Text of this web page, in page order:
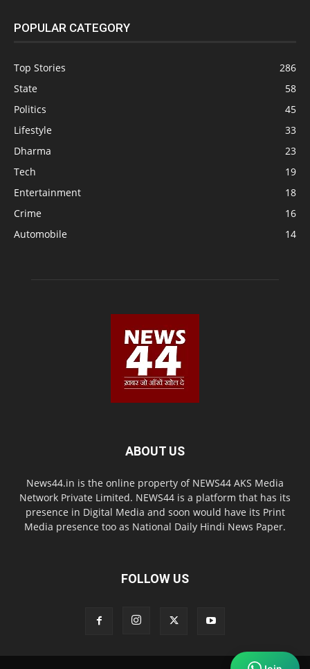
POPULAR CATEGORY
Top Stories
286
State
58
Politics
45
Lifestyle
33
Dharma
23
Tech
19
Entertainment
18
Crime
16
Automobile
14
ABOUT US
News44.in is the online property of NEWS44 AKS Media
Network Private Limited. NEWS44 is a platform that has its
presence in Digital Media and soon would have its Print
Media presence too as National Daily Hindi News Paper.
FOLLOW US